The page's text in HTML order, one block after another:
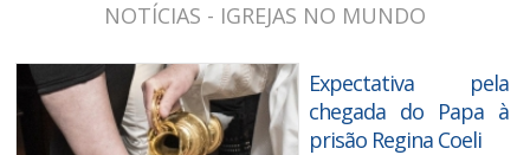
NOTÍCIAS - IGREJAS NO MUNDO
Expectativa pela
chegada do Papa à
prisão Regina Coeli